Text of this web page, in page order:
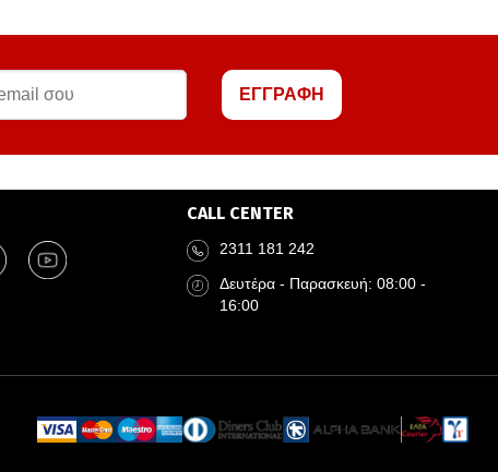
ΕΓΓΡΑΦΗ
CALL CENTER
2311 181 242
Δευτέρα - Παρασκευή: 08:00 -
16:00